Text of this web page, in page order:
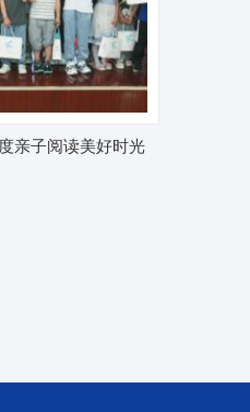
亲子阅读美好时光